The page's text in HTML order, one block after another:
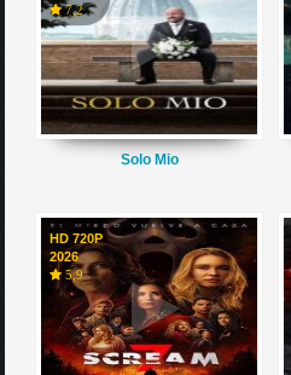
7,2
Solo Mio
HD 720P
2026
5,9